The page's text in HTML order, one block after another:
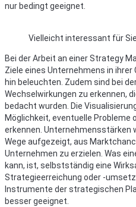
nur bedingt geeignet.
Vielleicht interessant für Sie
Bei der Arbeit an einer Strategy
Ziele eines Unternehmens in
hin beleuchten. Zudem sind bei
Wechselwirkungen zu erkennen,
bedacht wurden. Die
Möglichkeit, eventuelle
erkennen. Unternehmensstärken
Wege aufgezeigt, aus
Unternehmen zu erzielen. Was
kann, ist, selbstständig eine
Strategieerreichung oder -
Instrumente der strategischen
besser geeignet.